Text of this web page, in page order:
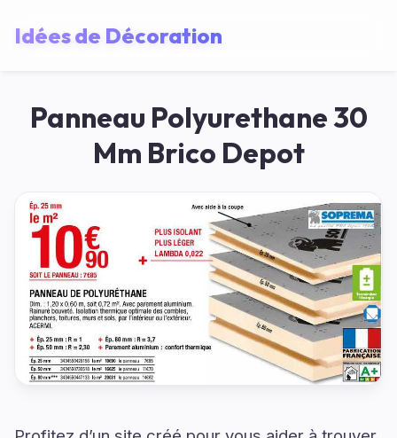
Idées de Décoration
Panneau Polyurethane 30
Mm Brico Depot